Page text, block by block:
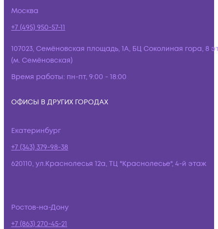
Москва
+7 (495) 950-57-11
107023, Семёновская площадь, 1А, БЦ Соколиная гора, 8
(м. Семёновская)
Время работы: пн-пт, 9:00 - 18:00
ОФИСЫ В ДРУГИХ ГОРОДАХ
Екатеринбург
+7 (343) 379-98-38
620110, ул.Краснолесья 12а, ТЦ "Краснолесье", 4-й этаж
Ростов-на-Дону
+7 (863) 270-45-21